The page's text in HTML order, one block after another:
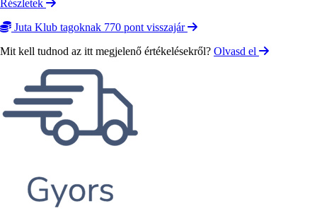
Részletek
Juta Klub tagoknak 770 pont visszajár
Mit kell tudnod az itt megjelenő értékelésekről? Olvasd el